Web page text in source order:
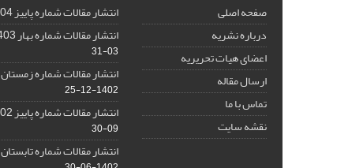
صفحه اصلی
درباره نشریه
اعضای هیات تحریریه
ارسال مقاله
تماس با ما
نقشه سایت
انتشار مقالات شماره پاییز 1404
انتشار مقالات شماره بهار 1403 نشریه
03-31
انتشار مقالات شماره زمستان 1402 نشریه
1402-12-25
انتشار مقالات شماره پاییز 1402 نشریه
09-30
انتشار مقالات شماره تابستان 1402 نشریه